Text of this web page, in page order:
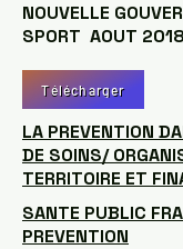
NOUVELLE
SPORT AOUT 2018
Télécharger
LA PREVENTION
DE SOINS/
TERRITOIRE ET
SANTE PUBLIC
PREVENTION